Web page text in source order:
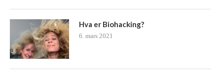
Hva er Biohacking?
6. mars 2021